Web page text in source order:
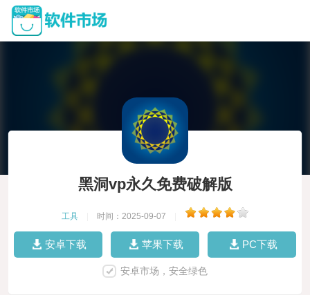
黑洞vp永久免费破解版
工具 时间：2025-09-07
安卓下载 苹果下载 PC下载
安卓市场，安全绿色